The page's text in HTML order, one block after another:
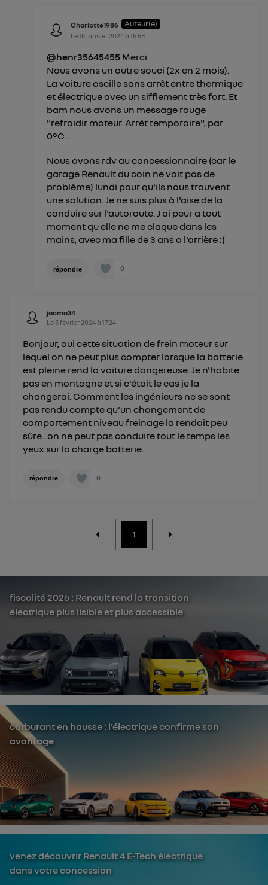
Charlotte1986 Auteur(e)
Le15 janvier 2024à15:58
@henr35645455 Merci
Nous avons un autre souci (2x en 2 mois).
La voiture oscille sans arrêt entre thermique
et électrique avec un sifflement très fort. Et
bam nous avons un message rouge
"refroidir moteur. Arrêt temporaire", par
0°C...
Nous avons rdv au concessionnaire (car le
garage Renault du coin ne voit pas de
problème) lundi pour qu'ils nous trouvent
une solution. Je ne suis plus à l'aise de la
conduire sur l'autoroute. J ai peur a tout
moment qu elle ne me claque dans les
mains, avec ma fille de 3 ans a l'arrière :(
répondre 0
jacmo34
Le 5 février 2024à17:24
Bonjour, oui cette situation de frein moteur sur
lequel on ne peut plus compter lorsque la batterie
est pleine rend la voiture dangereuse. Je n'habite
pas en montagne et si c'était le cas je la
changerai. Comment les ingénieurs ne se sont
pas rendu compte qu'un changement de
comportement niveau freinage la rendait peu
sûre...on ne peut pas conduire tout le temps les
yeux sur la charge batterie.
répondre 0
1
fiscalité 2026 : Renault rend la transition
électrique plus lisible et plus accessible
carburant en hausse : l’électrique confirme son
avantage
venez découvrir Renault 4 E-Tech électrique
dans votre concession